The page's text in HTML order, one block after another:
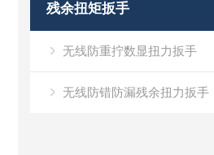
残余扭矩扳手
无线防重拧数显扭力扳手
无线防错防漏残余扭力扳手